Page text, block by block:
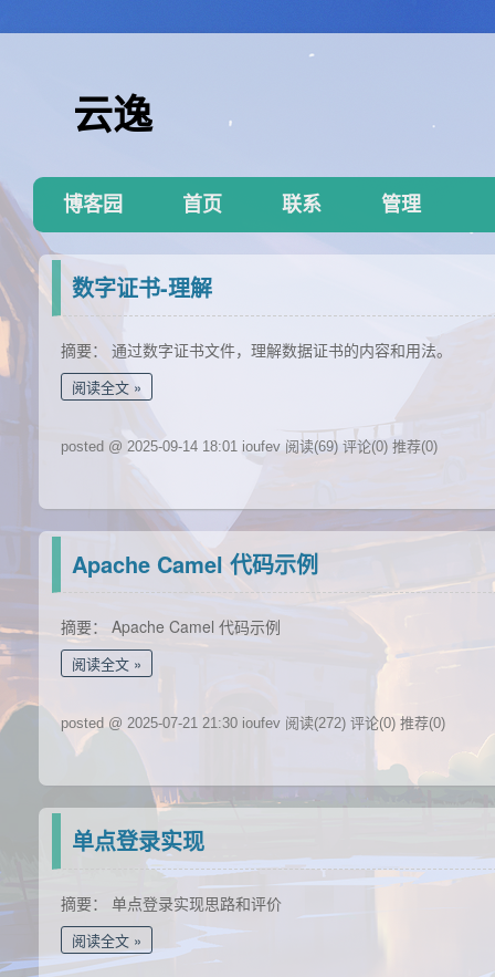
云逸
博客园 首页 联系 管理
数字证书-理解
摘要： 通过数字证书文件，理解数据证书的内容和用法。
阅读全文
posted @ 2025-09-14 18:01 ioufev 阅读(69) 评论(0) 推荐(0)
Apache Camel 代码示例
摘要： Apache Camel 代码示例
阅读全文
posted @ 2025-07-21 21:30 ioufev 阅读(272) 评论(0) 推荐(0)
单点登录实现
摘要： 单点登录实现思路和评价
阅读全文